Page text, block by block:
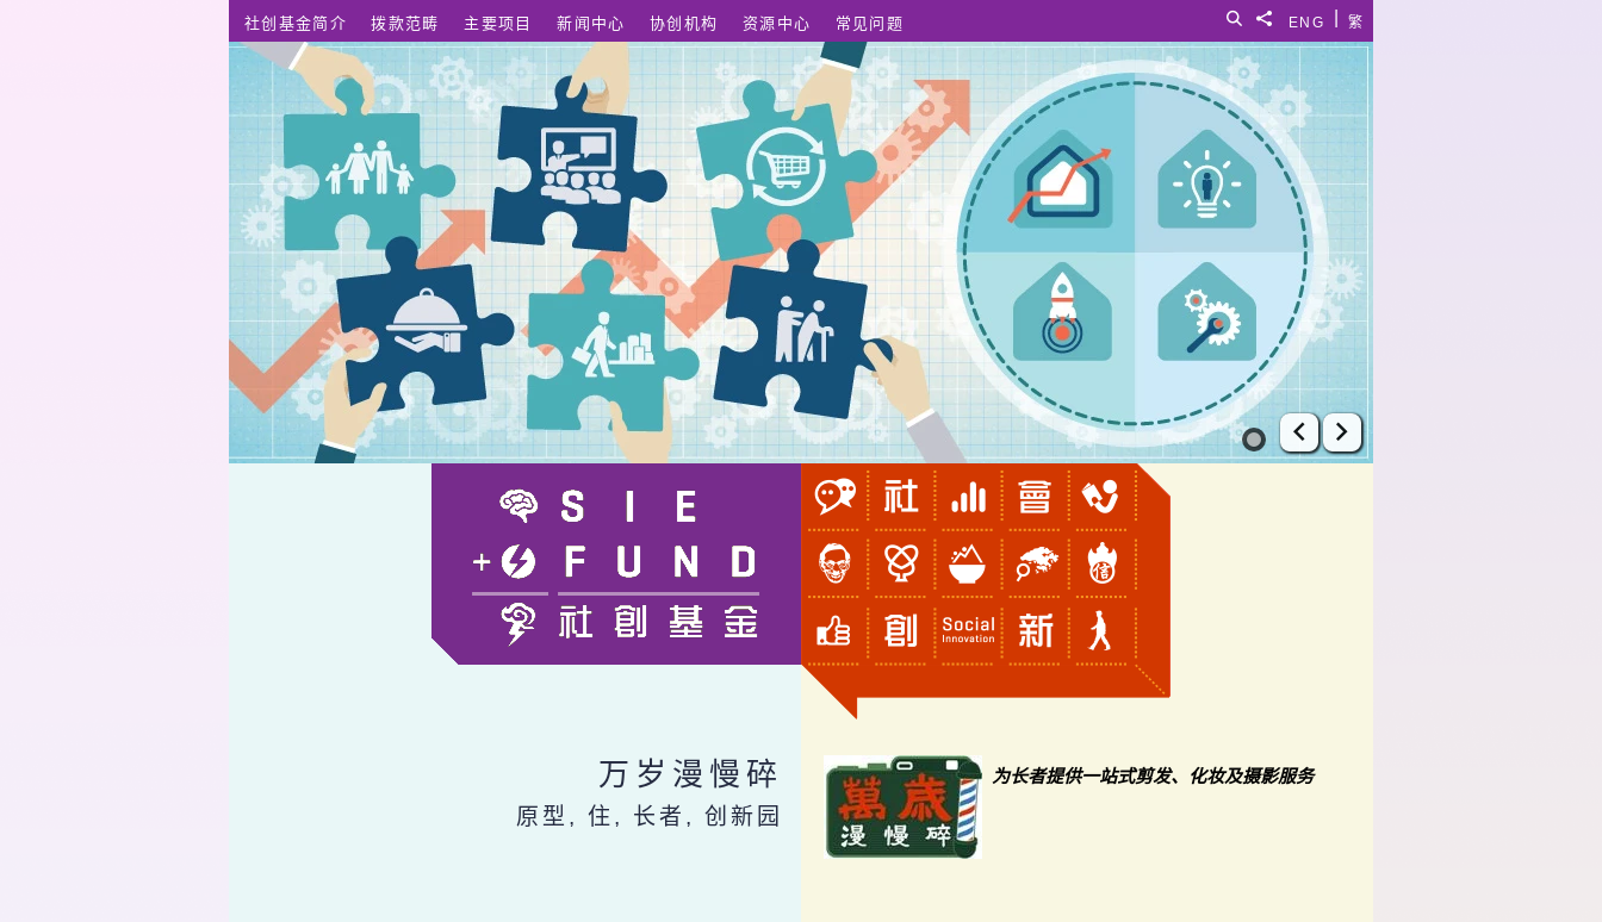
繁
ENG
分享給
搜寻
社创基金简介 拨款范畴 主要项目 新闻中心 协创机构 资源中心 常见问题
上一张幻灯片
下一张幻灯片
万岁漫慢碎
原型, 住, 长者, 创新园
为长者提供一站式剪发、化妆及摄影服务